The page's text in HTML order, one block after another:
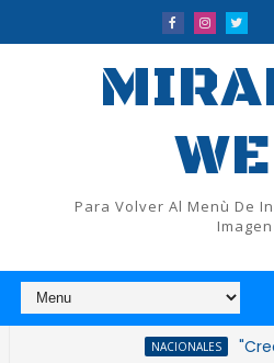
Para Volver Al Menù De
Imagen
"Crece la